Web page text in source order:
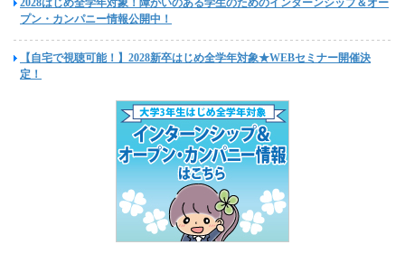
2028はじめ全学年対象！障がいのある学生のためのインターンシップ＆オー
プン・カンパニー情報公開中！
【自宅で視聴可能！】2028新卒はじめ全学年対象★WEBセミナー開催決
定！